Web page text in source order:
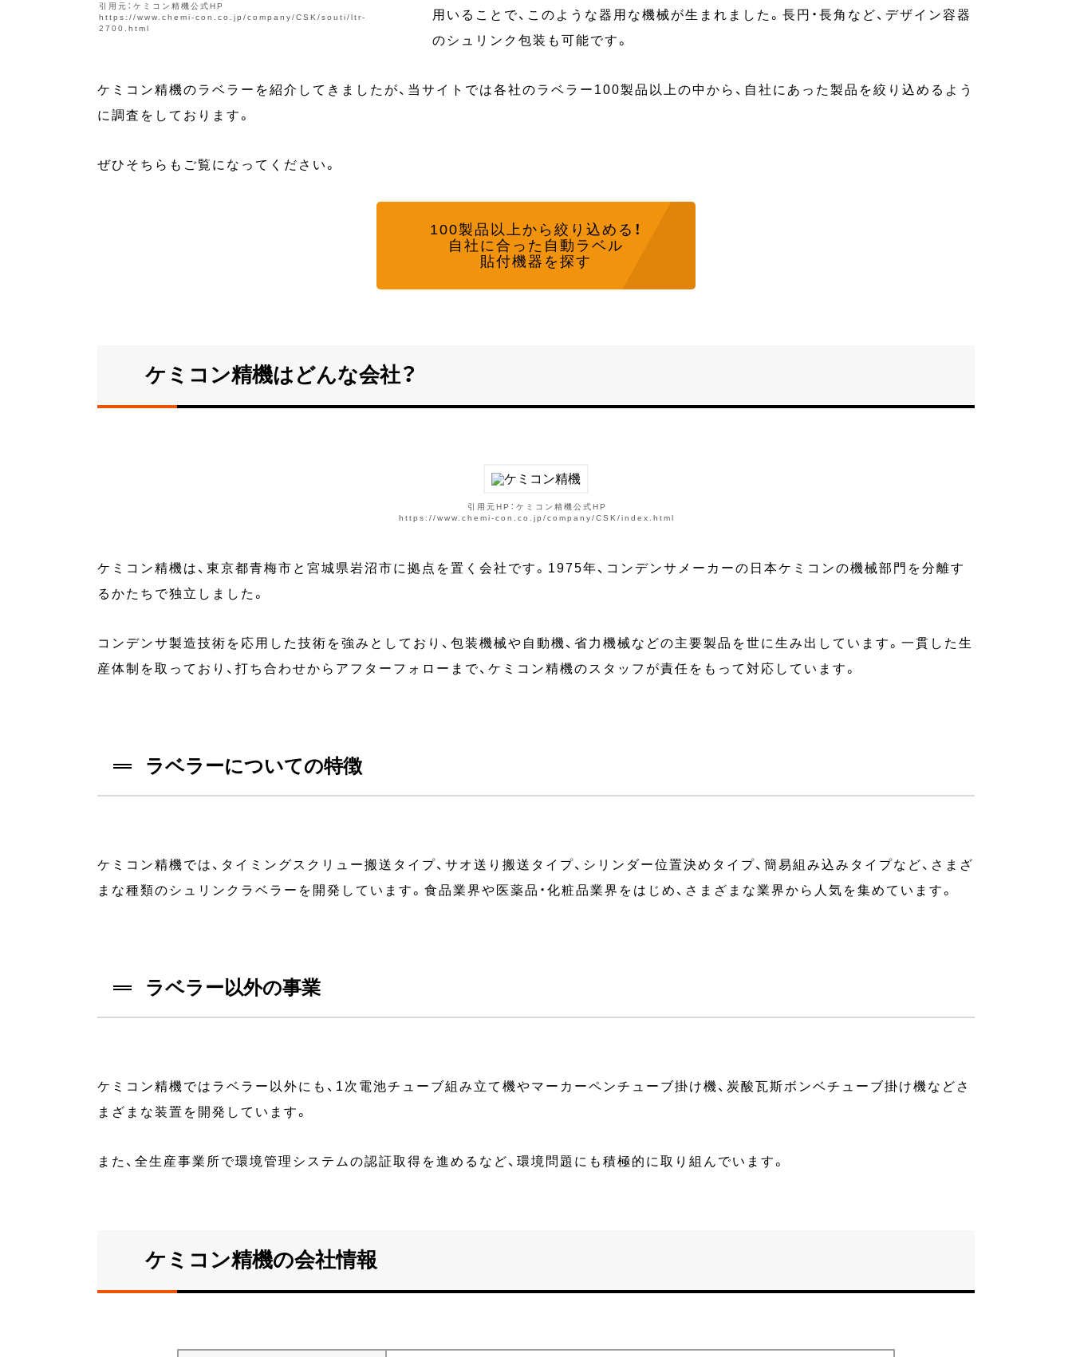
引用元：ケミコン精機公式HP
https://www.chemi-con.co.jp/company/CSK/souti/ltr-
2700.html
用いることで、このような器用な機械が生まれました。長円・長角など、デザイン容器
のシュリンク包装も可能です。
ケミコン精機のラベラーを紹介してきましたが、当サイトでは各社のラベラー100製品以上の中から、自社にあった製品を絞り込めるよう
に調査をしております。
ぜひそちらもご覧になってください。
100製品以上から 絞り込める！
自社に合った自動ラベル
貼付機器を探す
ケミコン精機はどんな会社？
引用元HP：ケミコン精機公式HP
https://www.chemi-con.co.jp/company/CSK/index.html
ケミコン精機は、東京都青梅市と宮城県岩沼市に拠点を置く会社です。1975年、コンデンサメーカーの日本ケミコンの機械部門を分離す
るかたちで独立しました。
コンデンサ製造技術を応用した技術を強みとしており、包装機械や自動機、省力機械などの主要製品を世に生み出しています。一貫した生
産体制を取っており、打ち合わせからアフターフォローまで、ケミコン精機のスタッフが責任をもって対応しています。
ラベラーについての特徴
ケミコン精機では、タイミングスクリュー搬送タイプ、サオ送り搬送タイプ、シリンダー位置決めタイプ、簡易組み込みタイプなど、さまざ
まな種類のシュリンクラベラーを開発しています。食品業界や医薬品・化粧品業界をはじめ、さまざまな業界から人気を集めています。
ラベラー以外の事業
ケミコン精機ではラベラー以外にも、1次電池チューブ組み立て機やマーカーペンチューブ掛け機、炭酸瓦斯ボンベチューブ掛け機などさ
まざまな装置を開発しています。
また、全生産事業所で環境管理システムの認証取得を進めるなど、環境問題にも積極的に取り組んでいます。
ケミコン精機の会社情報